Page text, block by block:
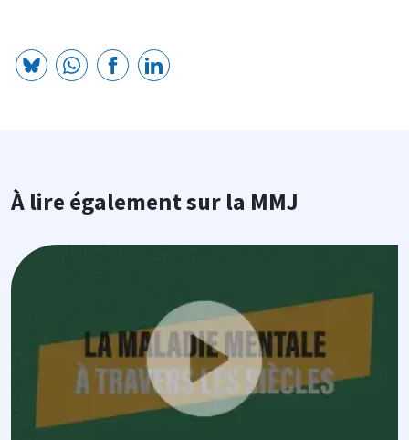
À lire également sur la MMJ
Image